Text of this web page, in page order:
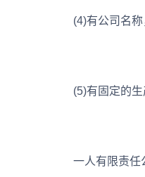
(4)有公司名称，
(5)有固定的生
一人有限责任